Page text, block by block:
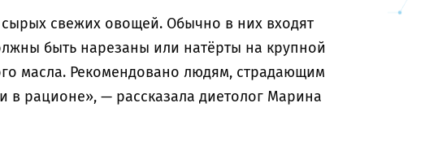
свежих овощей. Обычно в них входят
быть нарезаны или натёрты на крупной
масла. Рекомендовано людям, страдающим
в рационе», — рассказала диетолог Марина